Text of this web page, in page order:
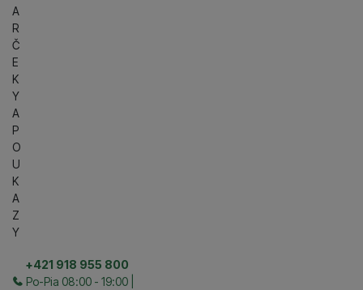
A
R
Č
E
K
Y
A
P
O
U
K
A
Z
Y
+421 918 955 800
Po-Pia 08:00 - 19:00 |